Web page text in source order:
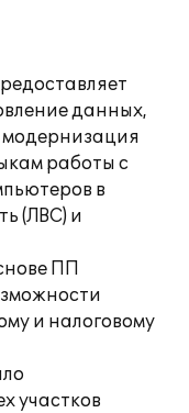
данных,
модернизация
работы с
в
(ЛВС) и
ПП
и налоговому
участков